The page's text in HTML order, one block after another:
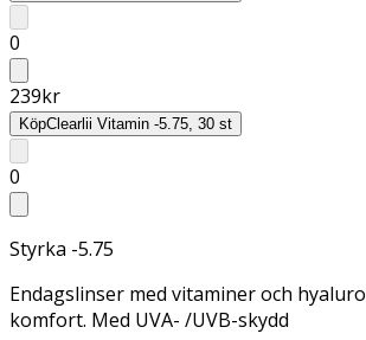
0
239kr
KöpClearlii Vitamin -5.75, 30 st
0
Styrka -5.75
Endagslinser med vitaminer och
komfort. Med UVA- /UVB-skydd